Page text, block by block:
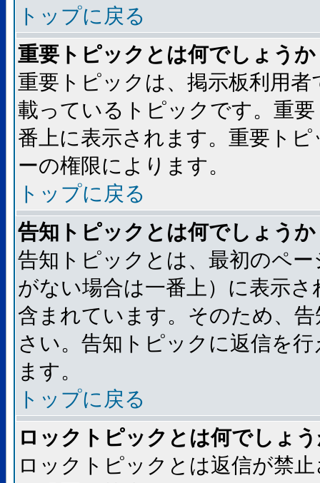
トップに戻る
重要トピックとは何でしょうか
重要トピックは、掲示板利用
載っているトピックです。重
番上に表示されます。重要ト
ーの権限によります。
トップに戻る
告知トピックとは何でしょうか
告知トピックとは、最初のペ
がない場合は一番上）に表示
含まれています。そのため、
さい。告知トピックに返信を
ます。
トップに戻る
ロックトピックとは何でしょ
ロックトピックとは返信が禁